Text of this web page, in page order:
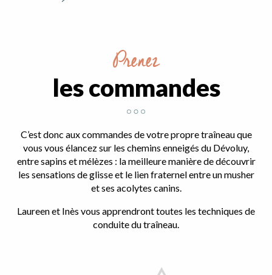
Prenez
les commandes
C’est donc aux commandes de votre propre traîneau que
vous vous élancez sur les chemins enneigés du Dévoluy,
entre sapins et mélèzes : la meilleure manière de découvrir
les sensations de glisse et le lien fraternel entre un musher
et ses acolytes canins.
Laureen et Inès vous apprendront toutes les techniques de
conduite du traîneau.